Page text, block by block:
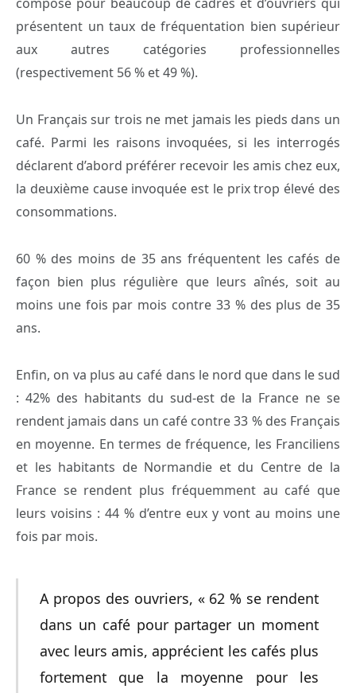
compose pour beaucoup de cadres et d’ouvriers qui
présentent un taux de fréquentation bien supérieur
aux autres catégories professionnelles
(respectivement 56 % et 49 %).
Un Français sur trois ne met jamais les pieds dans un
café. Parmi les raisons invoquées, si les interrogés
déclarent d’abord préférer recevoir les amis chez eux,
la deuxième cause invoquée est le prix trop élevé des
consommations.
60 % des moins de 35 ans fréquentent les cafés de
façon bien plus régulière que leurs aînés, soit au
moins une fois par mois contre 33 % des plus de 35
ans.
Enfin, on va plus au café dans le nord que dans le sud
: 42% des habitants du sud-est de la France ne se
rendent jamais dans un café contre 33 % des Français
en moyenne. En termes de fréquence, les Franciliens
et les habitants de Normandie et du Centre de la
France se rendent plus fréquemment au café que
leurs voisins : 44 % d’entre eux y vont au moins une
fois par mois.
A propos des ouvriers, « 62 % se rendent
dans un café pour partager un moment
avec leurs amis, apprécient les cafés plus
fortement que la moyenne pour les